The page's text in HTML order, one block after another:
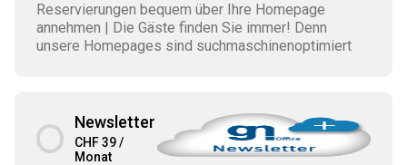
Reservierungen bequem über Ihre Homepage
annehmen | Die Gäste finden Sie immer! Denn
unsere Homepages sind suchmaschinenoptimiert
Newsletter
CHF 39 /
Monat